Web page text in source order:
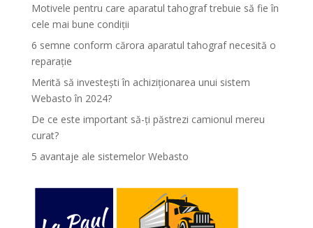
Motivele pentru care aparatul tahograf trebuie să fie în
cele mai bune condiții
6 semne conform cărora aparatul tahograf necesită o
reparație
Merită să investești în achiziționarea unui sistem
Webasto în 2024?
De ce este important să-ți păstrezi camionul mereu
curat?
5 avantaje ale sistemelor Webasto